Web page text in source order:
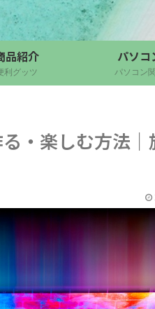
品紹介
利グッツ
パソコ
パソコン
・楽しむ方法｜